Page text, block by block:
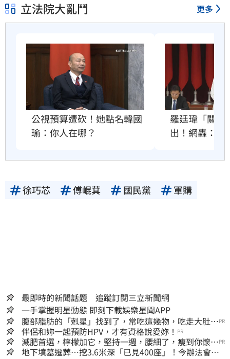
立法院大亂鬥 更多
公視預算遭砍！她點名韓國
瑜：你人在哪？
羅廷瑋「關麥
出！網轟：沒
徐巧芯 傅崐萁 國民黨 軍購
最即時的新聞話題 追蹤訂閱三立新聞網
一手掌握明星動態 即刻下載娛樂星聞APP
腹部脂肪的「剋星」找到了，常吃這幾物，吃走大肚
囊，瘦出小蠻腰
PR
伴侶和妳一起預防HPV，才有資格說愛妳！ PR
減肥首選，檸檬加它，堅持一週，腰細了，瘦到你懷疑
人生
PR
地下墳墓遷葬…挖3.6米深「已見400座」！今辦法會安